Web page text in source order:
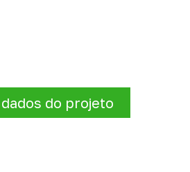
do projeto